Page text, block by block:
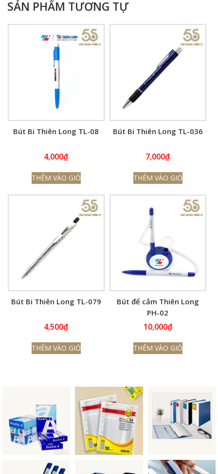
SẢN PHẨM TƯƠNG TỰ
Bút Bi Thiên Long TL-08
4,000₫
THÊM VÀO GIỎ
Bút Bi Thiên Long TL-036
7,000₫
THÊM VÀO GIỎ
Bút Bi Thiên Long TL-079
4,500₫
THÊM VÀO GIỎ
Bút đế cắm Thiên Long
PH-02
10,000₫
THÊM VÀO GIỎ